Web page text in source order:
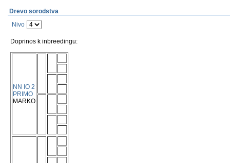
Drevo sorodstva
Nivo
Doprinos k inbreedingu:
NN IO 2
PRIMO
MARKO